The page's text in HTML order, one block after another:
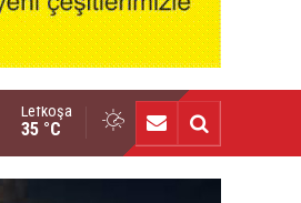
Lefkoşa
35 °C